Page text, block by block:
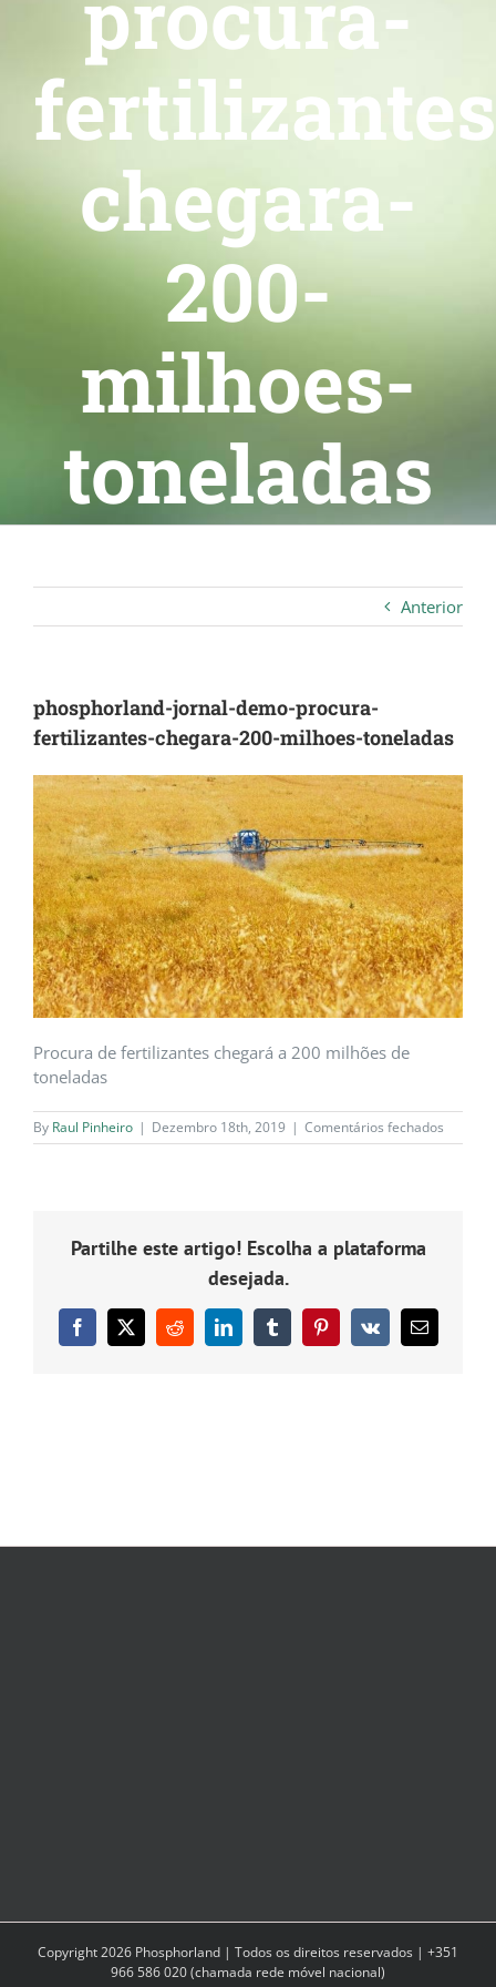
chegara-
200-
milhoes-
toneladas
Anterior
phosphorland-jornal-demo-procura-
fertilizantes-chegara-200-milhoes-toneladas
Procura de fertilizantes chegará a 200 milhões de
toneladas
By Raul Pinheiro | Dezembro 18th, 2019 | Comentários fechados
Partilhe este artigo! Escolha a plataforma
desejada.
Facebook
X RedditLinkedInTumblrPinterest
Vk
Email
(necessário
Copyright2026 Phosphorland | Todos os direitos reservados | +351
966 586 020 (chamada rede móvel nacional)